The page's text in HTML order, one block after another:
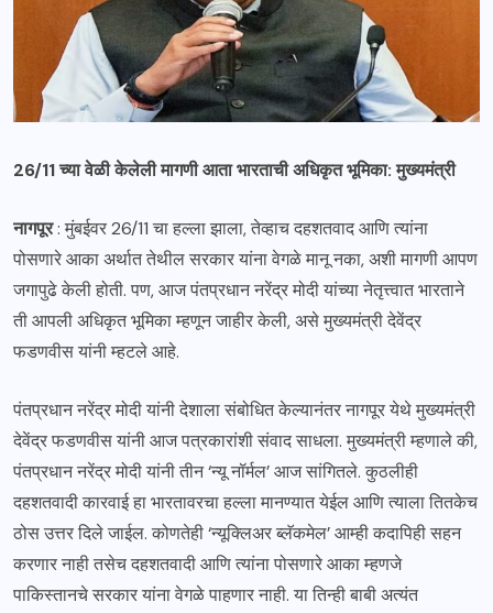
26/11 च्या वेळी केलेली मागणी आता भारताची अधिकृत भूमिका: मुख्यमंत्री
नागपूर: मुंबईवर 26/11 चा हल्ला झाला, तेव्हाच दहशतवाद आणि त्यांना
पोसणारे आका अर्थात तेथील सरकार यांना वेगळे मानू नका, अशी मागणी आपण
जगापुढे केली होती. पण, आज पंतप्रधान नरेंद्र मोदी यांच्या नेतृत्त्वात भारताने
ती आपली अधिकृत भूमिका म्हणून जाहीर केली, असे मुख्यमंत्री देवेंद्र
फडणवीस यांनी म्हटले आहे.
पंतप्रधान नरेंद्र मोदी यांनी देशाला संबोधित केल्यानंतर नागपूर येथे मुख्यमंत्री
देवेंद्र फडणवीस यांनी आज पत्रकारांशी संवाद साधला. मुख्यमंत्री म्हणाले की,
पंतप्रधान नरेंद्र मोदी यांनी तीन ‘न्यू नॉर्मल’ आज सांगितले. कुठलीही
दहशतवादी कारवाई हा भारतावरचा हल्ला मानण्यात येईल आणि त्याला तितकेच
ठोस उत्तर दिले जाईल. कोणतेही ‘न्यूक्लिअर ब्लॅकमेल’ आम्ही कदापिही सहन
करणार नाही तसेच दहशतवादी आणि त्यांना पोसणारे आका म्हणजे
पाकिस्तानचे सरकार यांना वेगळे पाहणार नाही. या तिन्ही बाबी अत्यंत